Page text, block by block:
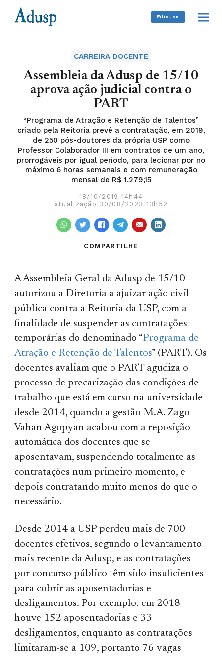
Filie-se
CARREIRA DOCENTE
Assembleia da Adusp de 15/10
aprova ação judicial contra o
PART
“Programa de Atração e Retenção de Talentos”
criado pela Reitoria prevê a contratação, em 2019,
de 250 pós-doutores da própria USP como
Professor Colaborador III em contratos de um ano,
prorrogáveis por igual período, para lecionar por no
máximo 6 horas semanais e com remuneração
mensal de R$ 1.279,15
18/10/2019 14h44
atualização 30/08/2023 13h52
COMPARTILHE
A Assembleia Geral da Adusp de 15/10
autorizou a Diretoria a ajuizar ação civil
pública contra a Reitoria da USP, com a
finalidade de suspender as contratações
temporárias do denominado “Programa de
Atração e Retenção de Talentos” (PART). Os
docentes avaliam que o PART agudiza o
processo de precarização das condições de
trabalho que está em curso na universidade
desde 2014, quando a gestão M.A. Zago-
Vahan Agopyan acabou com a reposição
automática dos docentes que se
aposentavam, suspendendo totalmente as
contratações num primeiro momento, e
depois contratando muito menos do que o
necessário.
Desde 2014 a USP perdeu mais de 700
docentes efetivos, segundo o levantamento
mais recente da Adusp, e as contratações
por concurso público têm sido insuficientes
para cobrir as aposentadorias e
desligamentos. Por exemplo: em 2018
houve 152 aposentadorias e 33
desligamentos, enquanto as contratações
limitaram-se a 109, portanto 76 vagas